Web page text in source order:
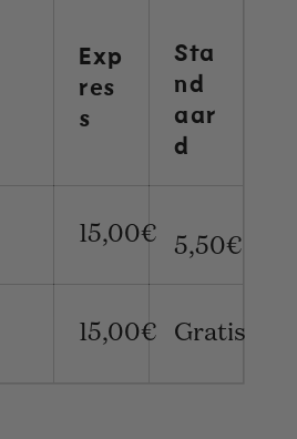
Exp
res
s
Sta
nd
aar
d
15,00€ 5,50€
15,00€ Gratis